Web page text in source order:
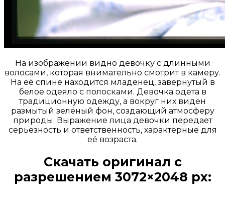
На изображении видно девочку с длинными
волосами, которая внимательно смотрит в камеру.
На её спине находится младенец, завернутый в
белое одеяло с полосками. Девочка одета в
традиционную одежду, а вокруг них виден
размытый зелёный фон, создающий атмосферу
природы. Выражение лица девочки передает
серьезность и ответственность, характерные для
её возраста.
Скачать оригинал с
разрешением 3072×2048 px: